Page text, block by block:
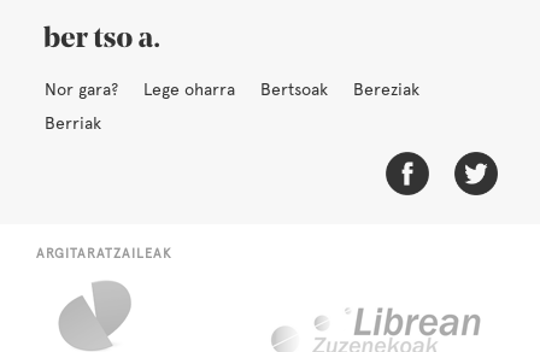
Nor gara? Lege oharra Bertsoak
Bereziak
Berriak
ARGITARATZAILEAK